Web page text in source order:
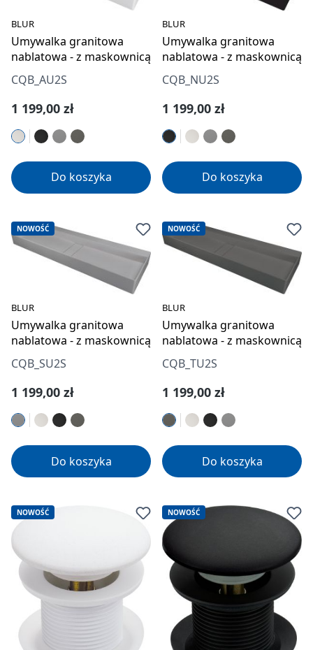
BLUR
Umywalka granitowa
nablatowa - z maskownicą
CQB_AU2S
Cena regularna:
1 199,00 zł
Do koszyka
BLUR
Umywalka granitowa
nablatowa - z maskownicą
CQB_NU2S
Cena regularna:
1 199,00 zł
Do koszyka
NOWOŚĆ
BLUR
Umywalka granitowa
nablatowa - z maskownicą
CQB_SU2S
Cena regularna:
1 199,00 zł
Do koszyka
NOWOŚĆ
BLUR
Umywalka granitowa
nablatowa - z maskownicą
CQB_TU2S
Cena regularna:
1 199,00 zł
Do koszyka
NOWOŚĆ NOWOŚĆ